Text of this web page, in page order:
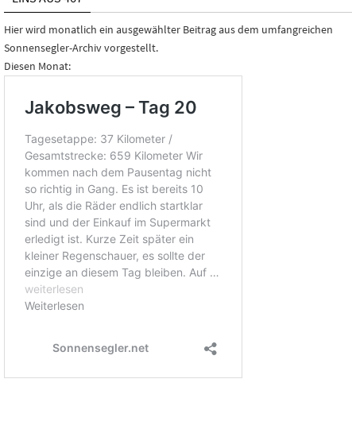
Hier wird monatlich ein ausgewählter Beitrag aus dem umfangreichen
Sonnensegler-Archiv vorgestellt.
Diesen Monat: